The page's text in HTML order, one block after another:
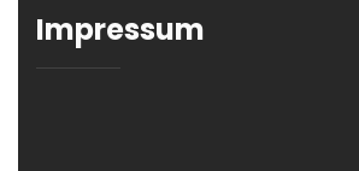
Impressum